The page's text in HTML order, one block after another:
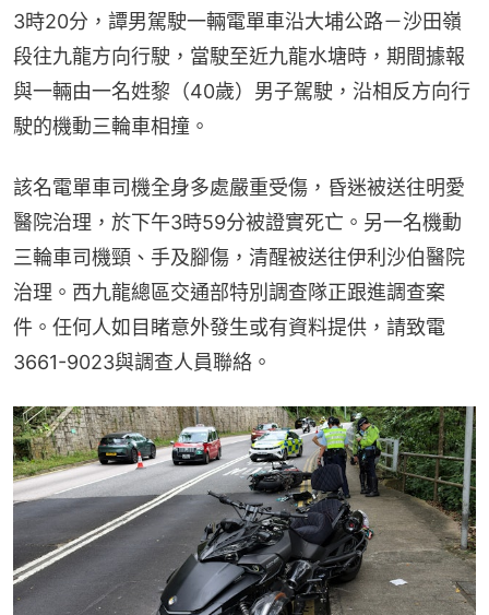
3時20分，譚男駕駛一輛電單車沿大埔公路－沙田嶺
段往九龍方向行駛，當駛至近九龍水塘時，期間據報
與一輛由一名姓黎（40歲）男子駕駛，沿相反方向行
駛的機動三輪車相撞。
該名電單車司機全身多處嚴重受傷，昏迷被送往明愛
醫院治理，於下午3時59分被證實死亡。另一名機動
三輪車司機頸、手及腳傷，清醒被送往伊利沙伯醫院
治理。西九龍總區交通部特別調查隊正跟進調查案
件。任何人如目睹意外發生或有資料提供，請致電
3661-9023與調查人員聯絡。